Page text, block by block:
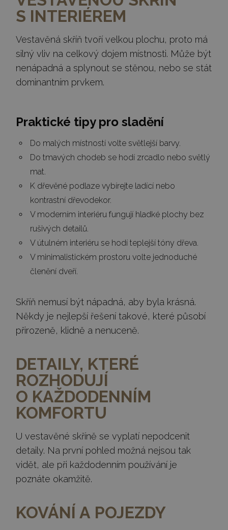
S INTERIÉREM
Vestavěná skříň tvoří velkou plochu, proto má
silný vliv na celkový dojem místnosti. Může být
nenápadná a splynout se stěnou, nebo se stát
dominantním prvkem.
Praktické tipy pro sladění
Do malých místností volte světlejší barvy.
Do tmavých chodeb se hodí zrcadlo nebo světlý
mat.
K dřevěné podlaze vybírejte ladící nebo
kontrastní dřevodekor.
V moderním interiéru fungují hladké plochy bez
rušivých detailů.
V útulném interiéru se hodí teplejší tóny dřeva.
V minimalistickém prostoru volte jednoduché
členění dveří.
Skříň nemusí být nápadná, aby byla krásná.
Někdy je nejlepší řešení takové, které působí
přirozeně, klidně a nenuceně.
DETAILY, KTERÉ
ROZHODUJÍ
O KAŽDODENNÍM
KOMFORTU
U vestavěné skříně se vyplatí nepodcenit
detaily. Na první pohled možná nejsou tak
vidět, ale při každodenním používání je
poznáte okamžitě.
KOVÁNÍ A POJEZDY